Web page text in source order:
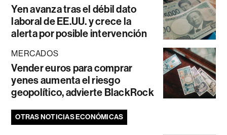
Yen avanza tras el débil dato
laboral de EE.UU. y crece la
alerta por posible intervención
MERCADOS
Vender euros para comprar
yenes aumenta el riesgo
geopolítico, advierte BlackRock
OTRAS NOTICIAS ECONÓMICAS